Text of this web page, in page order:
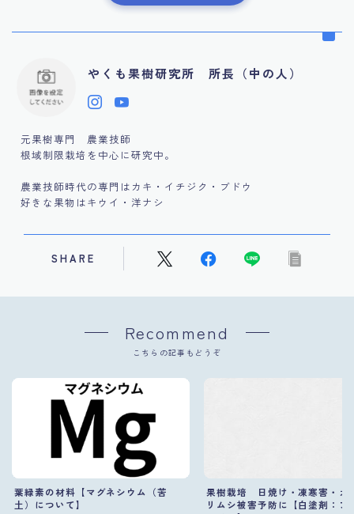
やくも果樹研究所 所長（中の人）
元果樹専門 農業技師
根域制限栽培を中心に研究中。
農業技師時代の専門はカキ・イチジク・ブドウ
好きな果物はキウイ・洋ナシ
SHARE
Recommend
こちらの記事もどうぞ
葉緑素の材料【マグネシウム（苦
土）について】
果樹栽培 日焼け・凍寒害・カ
リムシ被害予防に【白塗剤：フ